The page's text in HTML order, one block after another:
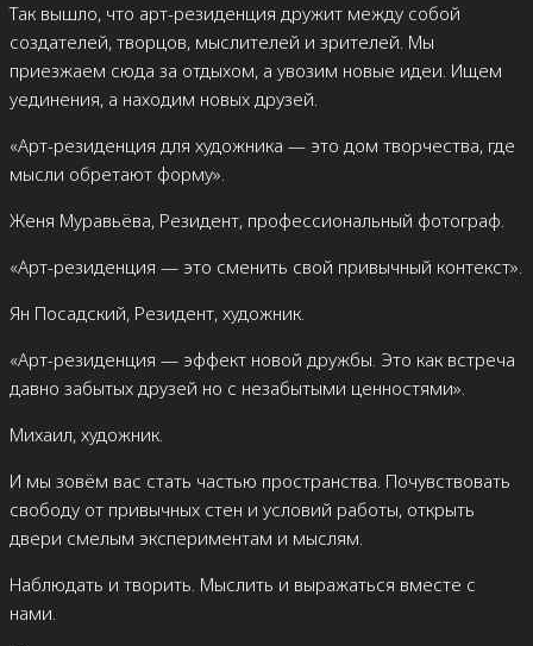
Так вышло, что арт-резиденция дружит между собой
создателей, творцов, мыслителей и зрителей. Мы
приезжаем сюда за отдыхом, а увозим новые идеи. Ищем
уединения, а находим новых друзей.
«Арт-резиденция для художника — это дом творчества, где
мысли обретают форму».
Женя Муравьёва, Резидент, профессиональный фотограф.
«Арт-резиденция — это сменить свой привычный контекст».
Ян Посадский, Резидент, художник.
«Арт-резиденция — эффект новой дружбы. Это как встреча
давно забытых друзей но с незабытыми ценностями».
Михаил, художник.
И мы зовём вас стать частью пространства. Почувствовать
свободу от привычных стен и условий работы, открыть
двери смелым экспериментам и мыслям.
Наблюдать и творить. Мыслить и выражаться вместе с
нами.